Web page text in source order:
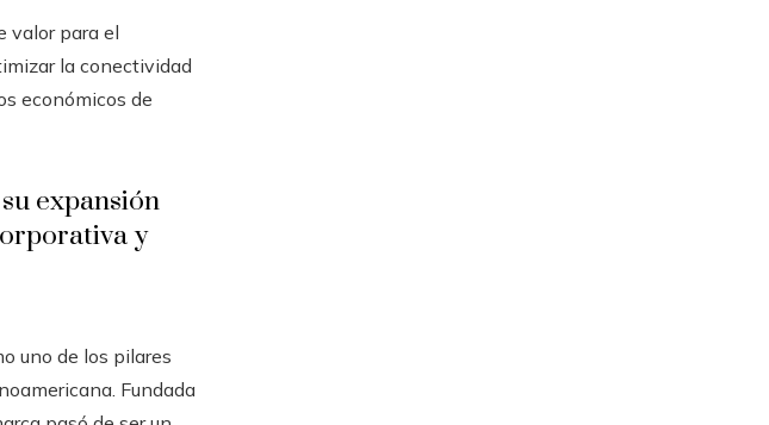
valor para el
la conectividad
económicos de
expansión
y
uno de los pilares
Fundada